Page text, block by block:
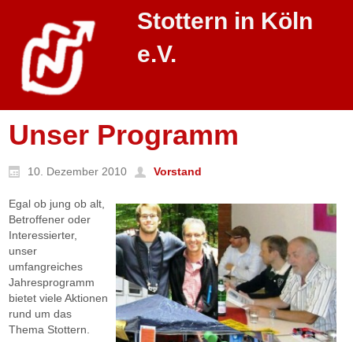
Stottern in Köln
e.V.
Unser Programm
10. Dezember 2010 Vorstand
Egal ob jung ob alt,
Betroffener oder
Interessierter,
unser
umfangreiches
Jahresprogramm
bietet viele Aktionen
rund um das
Thema Stottern.